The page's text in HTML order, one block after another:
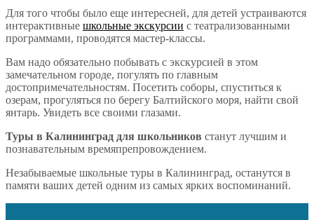
Для того чтобы было еще интересней, для детей устраиваются
интерактивные школьные экскурсии с театрализованными
программами, проводятся мастер-классы.
Вам надо обязательно побывать с экскурсией в этом
замечательном городе, погулять по главным
достопримечательностям. Посетить соборы, спуститься к
озерам, прогуляться по берегу Балтийского моря, найти свой
янтарь. Увидеть все своими глазами.
Туры в Калининград для школьников станут лучшим и
познавательным времяпрепровождением.
Незабываемые школьные туры в Калининград, останутся в
памяти ваших детей одним из самых ярких воспоминаний.